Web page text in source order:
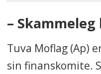
–
Tuva Moflag (Ap)
sin finanskomite.